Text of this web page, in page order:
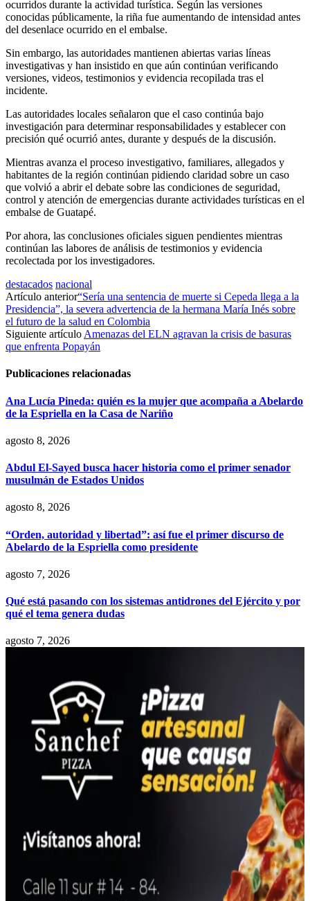
ocurridos durante la actividad turística. Según las versiones
conocidas públicamente, la riña fue aumentando de intensidad antes
del desenlace ocurrido en el embalse.
Sin embargo, las autoridades mantienen abiertas varias líneas
investigativas y han insistido en que aún continúan verificando
versiones, videos, testimonios y evidencia recopilada tras el
incidente.
Las autoridades locales señalaron que el caso continúa bajo
investigación para determinar responsabilidades y establecer con
precisión qué ocurrió antes, durante y después de la discusión.
Mientras avanza el proceso investigativo, familiares, allegados y
habitantes de la región continúan pidiendo claridad sobre un caso
que volvió a abrir el debate sobre las condiciones de seguridad,
control y atención de emergencias durante actividades turísticas en el
embalse de Guatapé.
Por ahora, las conclusiones oficiales siguen pendientes mientras
continúan las labores de análisis de testimonios y evidencia
recolectada por los investigadores.
destacados nacional
Artículo anterior“Sería una sentencia de muerte si Cepeda llega a la
Presidencia”, la severa advertencia de la hermana María Inés sobre
el futuro de la salud en Colombia
Siguiente artículo Amenazas del ELN agravan la crisis de basuras
que enfrenta Popayán
Publicaciones relacionadas
Ana Lucía Pineda: quién es la mujer que acompaña a Abelardo
de la Espriella en la Casa de Nariño
agosto 8, 2026
Abdul El-Sayed busca hacer historia como el primer senador
musulmán de Estados Unidos
agosto 8, 2026
“Orden, autoridad y libertad”: así fue el primer discurso de
Abelardo de la Espriella como presidente
agosto 7, 2026
Qué está pasando con los sistemas antidrones del Ejército y por
qué el tema genera dudas
agosto 7, 2026